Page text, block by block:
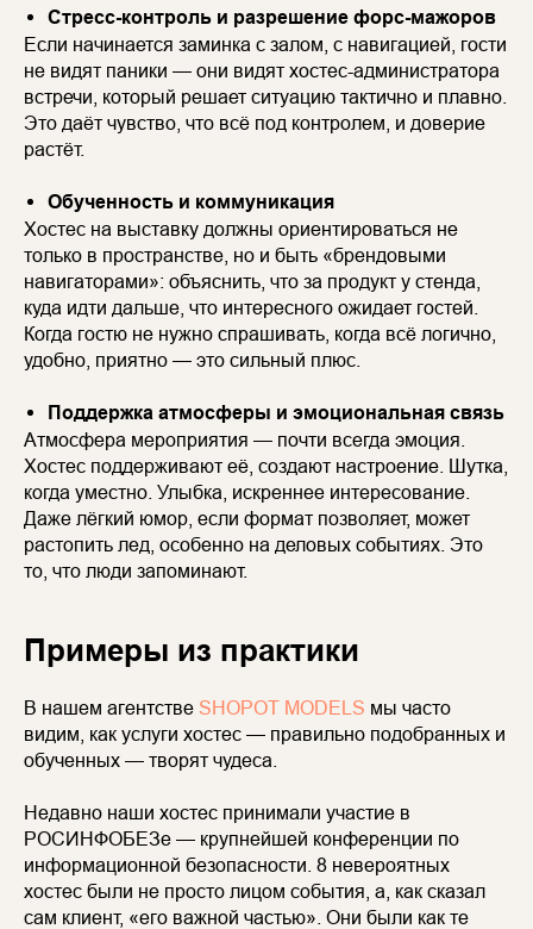
Стресс-контроль и разрешение форс-мажоров
Если начинается заминка с залом, с навигацией, гости
не видят паники — они видят хостес-администратора
встречи, который решает ситуацию тактично и плавно.
Это даёт чувство, что всё под контролем, и доверие
растёт.
Обученность и коммуникация
Хостес на выставку должны ориентироваться не
только в пространстве, но и быть «брендовыми
навигаторами»: объяснить, что за продукт у стенда,
куда идти дальше, что интересного ожидает гостей.
Когда гостю не нужно спрашивать, когда всё логично,
удобно, приятно — это сильный плюс.
Поддержка атмосферы и эмоциональная связь
Атмосфера мероприятия — почти всегда эмоция.
Хостес поддерживают её, создают настроение. Шутка,
когда уместно. Улыбка, искреннее интересование.
Даже лёгкий юмор, если формат позволяет, может
растопить лед, особенно на деловых событиях. Это
то, что люди запоминают.
Примеры из практики
В нашем агентстве SHOPOT MODELS мы часто
видим, как услуги хостес — правильно подобранных и
обученных — творят чудеса.
Недавно наши хостес принимали участие в
РОСИНФОБЕЗе — крупнейшей конференции по
информационной безопасности. 8 невероятных
хостес были не просто лицом события, а, как сказал
сам клиент, «его важной частью». Они были как те